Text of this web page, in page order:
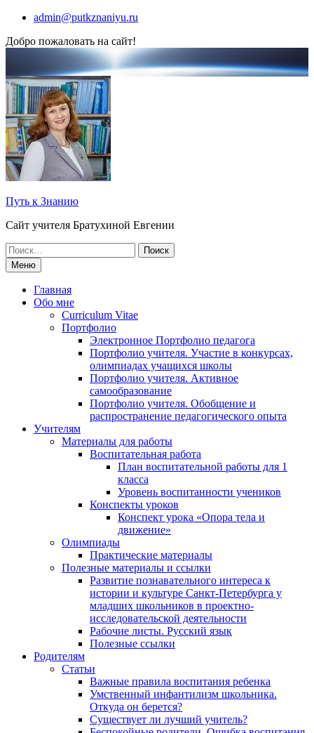
Перейти
содержимому
admin@putkznaniyu.ru
Добро пожаловать на сайт!
Путь к Знанию
Сайт учителя Братухиной Евгении
Поиск
по:Меню
Главная
Обо мне
Curriculum Vitae
Портфолио
Электронное Портфолио педагога
Портфолио учителя. Участие в конкурсах,
олимпиадах учащихся школы
Портфолио учителя. Активное
самообразование
Портфолио учителя. Обобщение и
распространение педагогического опыта
Учителям
Материалы для работы
Воспитательная работа
План воспитательной работы для 1
класса
Уровень воспитанности учеников
Конспекты уроков
Конспект урока «Опора тела и
движение»
Олимпиады
Практические материалы
Полезные материалы и ссылки
Развитие познавательного интереса к
истории и культуре Санкт-Петербурга у
младших школьников в проектно-
исследовательской деятельности
Рабочие листы. Русский язык
Полезные ссылки
Родителям
Статьи
Важные правила воспитания ребенка
Умственный инфантилизм школьника.
Откуда он берется?
Существует ли лучший учитель?